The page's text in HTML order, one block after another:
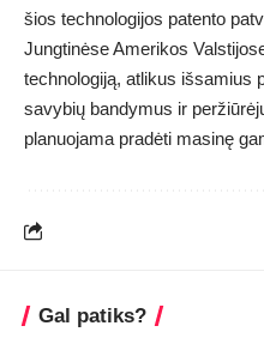
šios technologijos patento
Jungtinėse Amerikos
technologiją, atlikus išsamius
savybių bandymus ir
planuojama pradėti masinę
Gal patiks?